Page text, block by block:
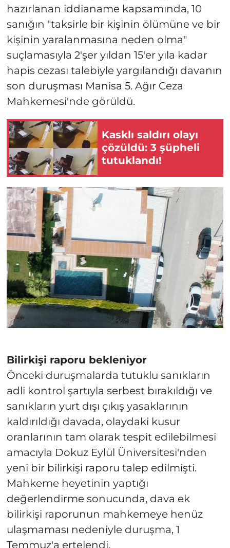
hazırlanan iddianame kapsamında, 10
sanığın "taksirle bir kişinin ölümüne ve bir
kişinin yaralanmasına neden olma"
suçlamasıyla 2'şer yıldan 15'er yıla kadar
hapis cezası talebiyle yargılandığı davanın
son duruşması Manisa 5. Ağır Ceza
Mahkemesi'nde görüldü.
Kasklı saldırı olayı
çözüldü: 3 şüpheli
tutuklandı!
Bilirkişi raporu bekleniyor
Önceki duruşmalarda tutuklu sanıkların
adli kontrol şartıyla serbest bırakıldığı ve
sanıkların yurt dışı çıkış yasaklarının
kaldırıldığı davada, olaydaki kusur
oranlarının tam olarak tespit edilebilmesi
amacıyla Dokuz Eylül Üniversitesi'nden
yeni bir bilirkişi raporu talep edilmişti.
Mahkeme heyetinin yaptığı
değerlendirme sonucunda, dava ek
bilirkişi raporunun mahkemeye henüz
ulaşmaması nedeniyle duruşma, 1
Temmuz'a ertelendi.